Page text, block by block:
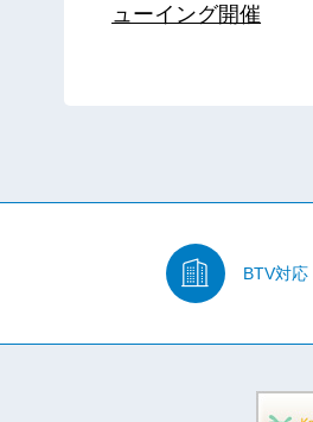
ューイング開催
BTV対応